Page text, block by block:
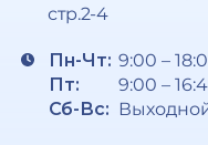
стр.2-4
Пн-Чт:
Пт:
Сб-Вс:
9:00 –
9:00 –